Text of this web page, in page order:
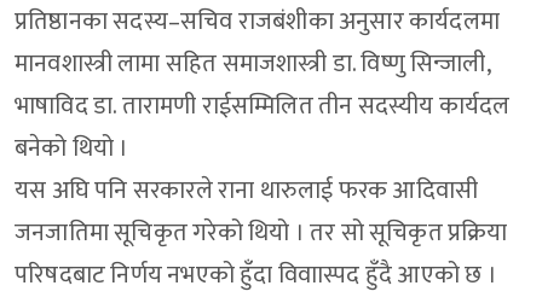
प्रतिष्ठानका सदस्य–सचिव राजबंशीका अनुसार कार्यदलमा
मानवशास्त्री लामा सहित समाजशास्त्री डा. विष्णु सिन्जाली,
भाषाविद डा. तारामणी राईसम्मिलित तीन सदस्यीय कार्यदल
बनेको थियो ।
यस अघि पनि सरकारले राना थारुलाई फरक आदिवासी
जनजातिमा सूचिकृत गरेको थियो । तर सो सूचिकृत प्रक्रिया
परिषदबाट निर्णय नभएको हुँदा विवाास्पद हुँदै आएको छ ।